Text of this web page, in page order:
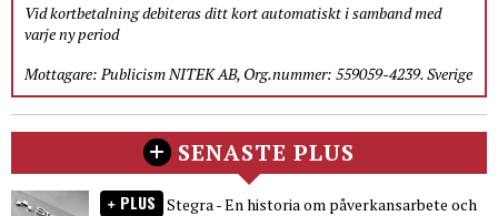
Vid kortbetalning debiteras ditt kort automatiskt i samband med
varje ny period
Mottagare: Publicism NITEK AB, Org.nummer: 559059-4239. Sverige
SENASTE PLUS
PLUS Stegra - En historia om påverkansarbete och